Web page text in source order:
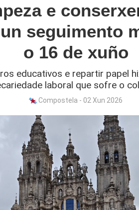
e
seguimento
o 16 de xuño
educativos e repartir papel
laboral que sofre o
Compostela - 02 Xun 2026